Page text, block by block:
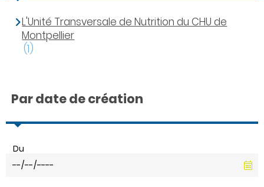
L'Unité Transversale de Nutrition du CHU de
Montpellier
(1)
Par date de création
Du